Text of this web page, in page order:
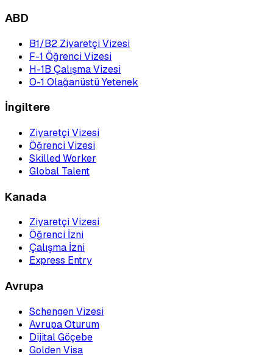
ABD
B1/B2 Ziyaretçi Vizesi
F-1 Öğrenci Vizesi
H-1B Çalışma Vizesi
O-1 Olağanüstü Yetenek
İngiltere
Ziyaretçi Vizesi
Öğrenci Vizesi
Skilled Worker
Global Talent
Kanada
Ziyaretçi Vizesi
Öğrenci İzni
Çalışma İzni
Express Entry
Avrupa
Schengen Vizesi
Avrupa Oturum
Dijital Göçebe
Golden Visa